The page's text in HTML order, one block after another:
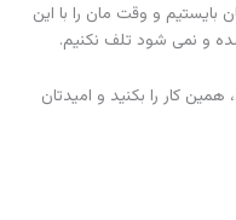
و وقت مان را با این
و نمی شود تلف نکنیم.
کار را بکنید و امیدتان